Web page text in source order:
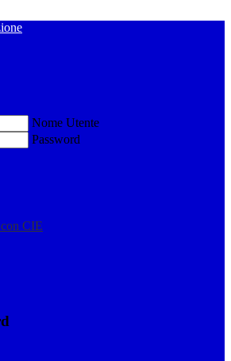
Nome Utente
Password
CIE